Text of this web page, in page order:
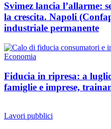
Svimez lancia l’allarme:
la crescita. Napoli
industriale permanente
Economia
Fiducia in ripresa: a
famiglie e imprese,
Lavori pubblici